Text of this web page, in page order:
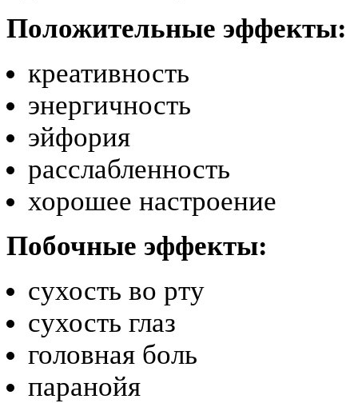
Положительные эффекты:
креативность
энергичность
эйфория
расслабленность
хорошее настроение
Побочные эффекты:
сухость во рту
сухость глаз
головная боль
паранойя